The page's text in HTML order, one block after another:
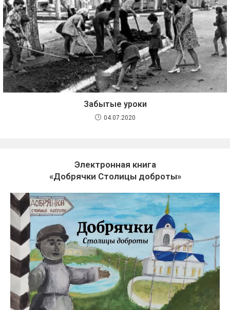
Забытые уроки
04.07.2020
Электронная книга
«Добрячки Столицы доброты»